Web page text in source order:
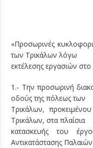
«Προσωρινές
των Τρικάλων λόγω
εκτέλεσης εργασιών
1.- Την προσωρινή
οδούς της πόλεως των
Τρικάλων,
Τρικάλων, στα πλαίσια
κατασκευής του
Αντικατάστασης